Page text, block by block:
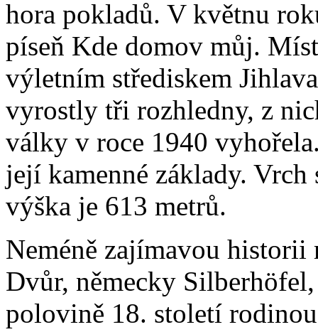
hora pokladů. V květnu
píseň Kde domov můj.
výletním střediskem
vyrostly tři rozhledny, z
války v roce 1940
její kamenné základy. Vrch
výška je 613 metrů.
Neméně zajímavou
Dvůr, německy
polovině 18. století